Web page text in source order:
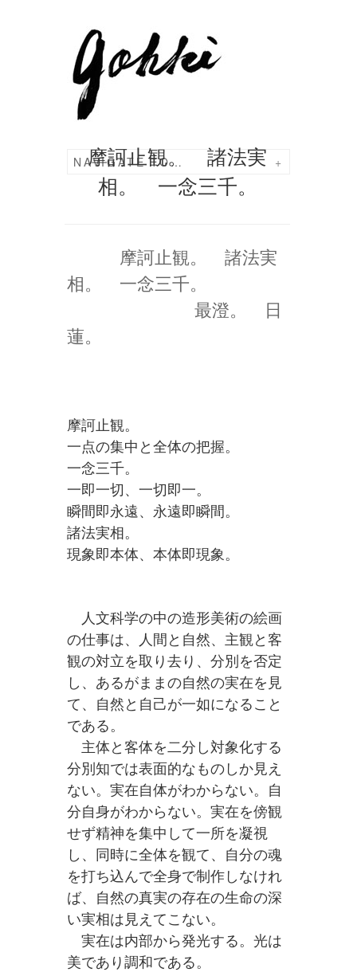
NAVIGATE TO… +
摩訶止観。 諸法実
相。 一念三千。
摩訶止観。 諸法実
相。 一念三千。
最澄。 日
蓮。
摩訶止観。
一点の集中と全体の把握。
一念三千。
一即一切、一切即一。
瞬間即永遠、永遠即瞬間。
諸法実相。
現象即本体、本体即現象。
人文科学の中の造形美術の絵画
の仕事は、人間と自然、主観と客
観の対立を取り去り、分別を否定
し、あるがままの自然の実在を見
て、自然と自己が一如になること
である。
主体と客体を二分し対象化する
分別知では表面的なものしか見え
ない。実在自体がわからない。自
分自身がわからない。実在を傍観
せず精神を集中して一所を凝視
し、同時に全体を観て、自分の魂
を打ち込んで全身で制作しなけれ
ば、自然の真実の存在の生命の深
い実相は見えてこない。
実在は内部から発光する。光は
美であり調和である。